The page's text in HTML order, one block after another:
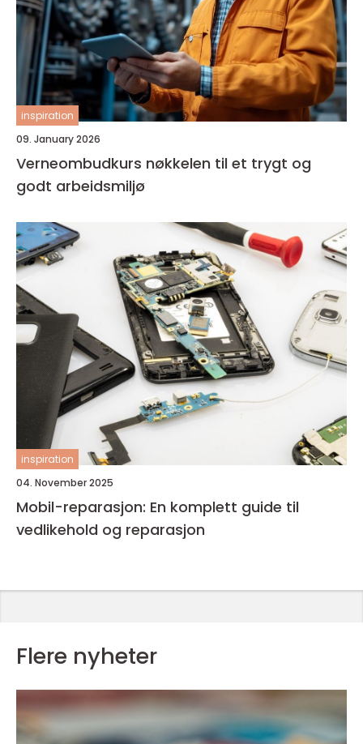
inspiration
09. January 2026
Verneombudkurs nøkkelen til et trygt og
godt arbeidsmiljø
inspiration
04. November 2025
Mobil-reparasjon: En komplett guide til
vedlikehold og reparasjon
Flere nyheter